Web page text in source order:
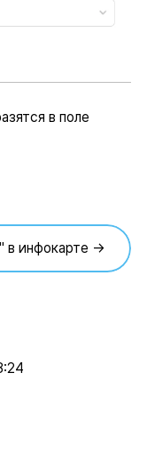
в поле
в инфокарте →